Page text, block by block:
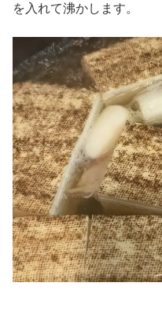
を入れて沸かします。